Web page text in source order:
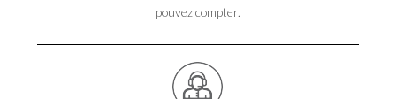
pouvez compter.